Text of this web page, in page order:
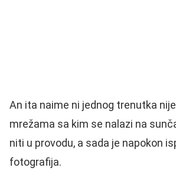
An ita naime ni jednog trenutka
mrežama sa kim se nalazi na
niti u provodu, a sada je napokon
fotografija.